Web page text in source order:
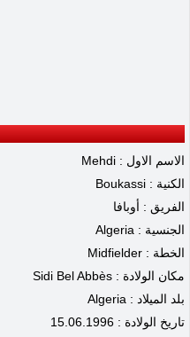
الاسم الاول : Mehdi
الكنية : Boukassi
الفريق : أوبافا
الجنسية : Algeria
الخطة : Midfielder
مكان الولادة : Sidi Bel Abbès
بلد الميلاد : Algeria
تاريخ الولادة : 15.06.1996